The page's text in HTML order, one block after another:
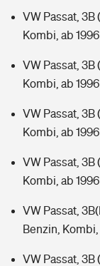
VW Passat, 3B
Kombi, ab 1996
VW Passat, 3B
Kombi, ab 1996
VW Passat, 3B
Kombi, ab 1996
VW Passat, 3B
Kombi, ab 1996
VW Passat,
Benzin, Kombi,
VW Passat, 3B